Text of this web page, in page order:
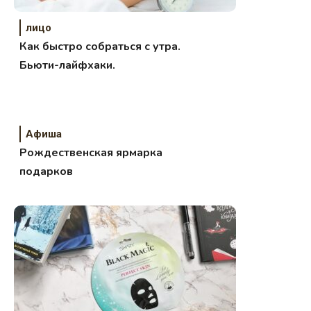
лицо
Как быстро собраться с утра.
Бьюти-лайфхаки.
Афиша
Рождественская ярмарка
подарков